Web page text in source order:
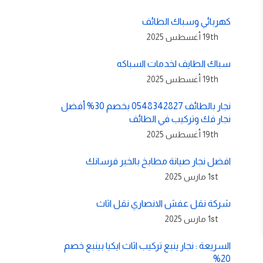
كهربائي وسباك الطائف
19th أغسطس 2025
سباك الطايف لخدمات السباكه
19th أغسطس 2025
نجار بالطائف 0548342827 بخصم 30% أفضل
نجار فك وتركيب في الطائف
19th أغسطس 2025
افضل نجار صيانة مطابخ بالخبر فرسانك
1st مارس 2025
شركة نقل عفش الانصاري نقل اثاث
1st مارس 2025
السريعة : نجار ينبع تركيب اثاث ايكيا بينبع خصم
20%